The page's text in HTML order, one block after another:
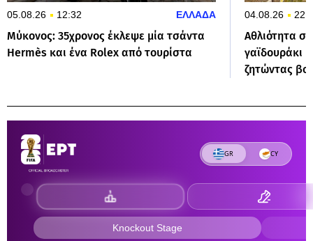
05.08.26 12:32 ΕΛΛΑΔΑ
Μύκονος: 35χρονος έκλεψε μία τσάντα
Hermès και ένα Rolex από τουρίστα
04.08.26
Αθλιότητα
γαϊδουράκι
ζητώντας